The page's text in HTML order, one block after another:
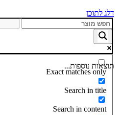
דלג לתוכן
תוצאות נוספות...
Exact matches only
Search in title
Search in content